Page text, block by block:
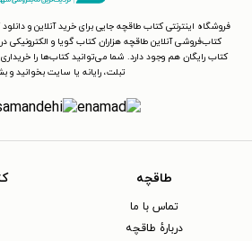
فروشگاه اینترنتی کتاب طاقچه جایی برای خرید آنلاین و
کتاب‌فروشی آنلاین طاقچه هزاران کتاب گویا و
کتاب رایگان هم وجود دارد. شما می‌توانید کتاب‌ها را خریداری
تبلت، رایانه یا سایت بخوانید و
طاقچه
تماس با ما
دربارهٔ طاقچه